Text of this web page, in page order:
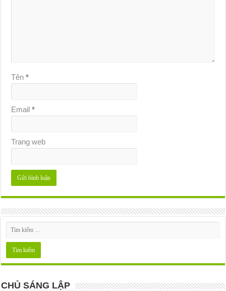
Tên*
Email*
Trang web
CHỦ SÁNG LẬP